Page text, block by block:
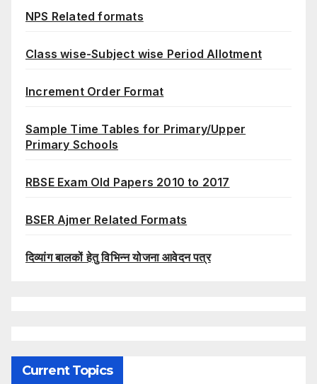
NPS Related formats
Class wise-Subject wise Period Allotment
Increment Order Format
Sample Time Tables for Primary/Upper
Primary Schools
RBSE Exam Old Papers 2010 to 2017
BSER Ajmer Related Formats
दिव्यांग बालकों हेतु विभिन्न योजना आवेदन पत्र
Current Topics